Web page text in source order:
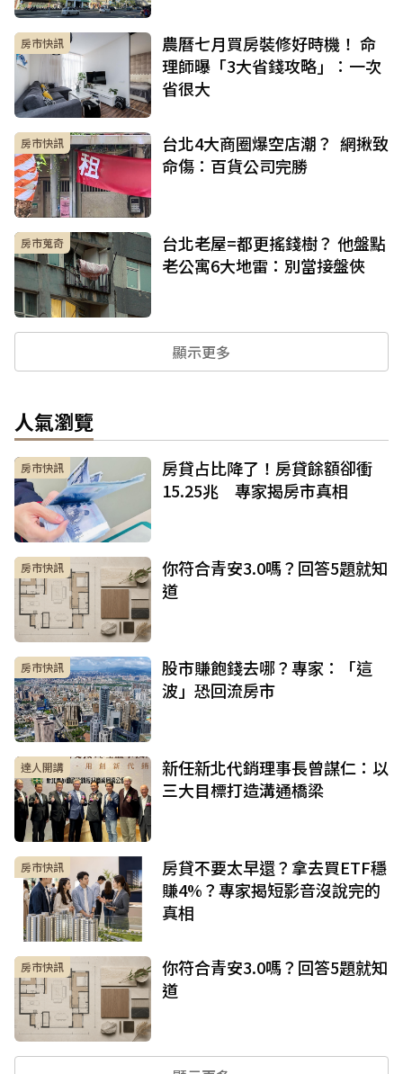
房市快訊
農曆七月買房裝修好時機！ 命
理師曝「3大省錢攻略」：一次
省很大
房市快訊
台北4大商圈爆空店潮？ 網揪致
命傷：百貨公司完勝
房市蒐奇
台北老屋=都更搖錢樹？ 他盤點
老公寓6大地雷：別當接盤俠
顯示更多
人氣瀏覽
房市快訊
房貸占比降了！房貸餘額卻衝
15.25兆 專家揭房市真相
房市快訊
你符合青安3.0嗎？回答5題就知
道
房市快訊
股市賺飽錢去哪？專家：「這
波」恐回流房市
達人開講
新任新北代銷理事長曾謀仁：以
三大目標打造溝通橋梁
房市快訊
房貸不要太早還？拿去買ETF穩
賺4%？專家揭短影音沒說完的
真相
房市快訊
你符合青安3.0嗎？回答5題就知
道